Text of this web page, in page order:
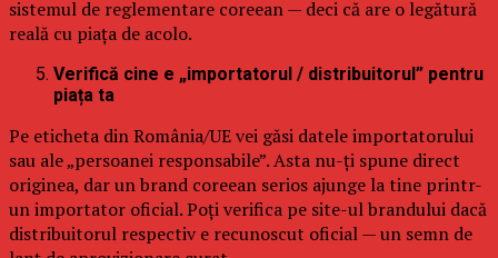
sistemul de reglementare coreean — deci că are o legătură
reală cu piața de acolo.
Verifică cine e „importatorul / distribuitorul” pentru
piața ta
Pe eticheta din România/UE vei găsi datele importatorului
sau ale „persoanei responsabile”. Asta nu-ți spune direct
originea, dar un brand coreean serios ajunge la tine printr-
un importator oficial. Poți verifica pe site-ul brandului dacă
distribuitorul respectiv e recunoscut oficial — un semn de